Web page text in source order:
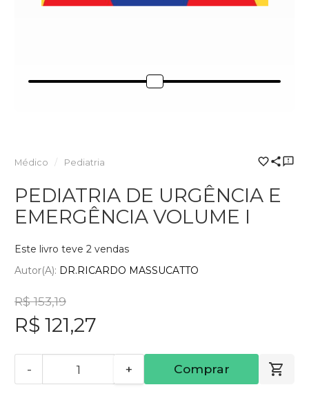
Médico Pediatria
PEDIATRIA DE URGÊNCIA E
EMERGÊNCIA VOLUME I
Este livro teve 2 vendas
Autor(a): DR.RICARDO MASSUCATTO
R$ 153,19
R$ 121,27
- + Comprar